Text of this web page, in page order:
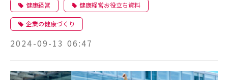
健康経営 健康経営お役立ち資料
企業の健康づくり
2024-09-13 06:47